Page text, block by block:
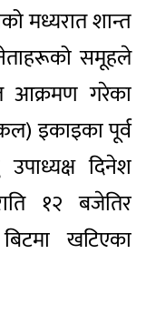
मध्यरात शान्त
नेताहरूको समूहले
आक्रमण गरेका
इकाइका पूर्व
दिनेश
१२ बजेतिर
खटिएका